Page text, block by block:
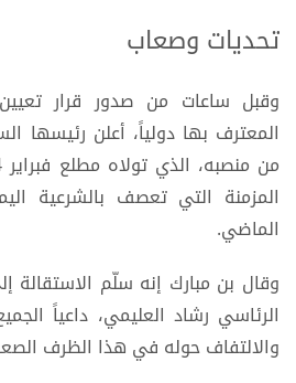
تحديات وصعاب
وقبل ساعات من صدور قرار
المعترف بها دولياً، أعلن رئيسها
المزمنة التي تعصف بالشرعية
الماضي.
وقال بن مبارك إنه سلّم
الرئاسي رشاد العليمي، داعياً
والالتفاف حوله في هذا الظرف